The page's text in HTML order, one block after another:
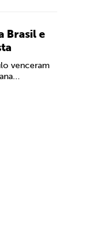
Brasil e
venceram